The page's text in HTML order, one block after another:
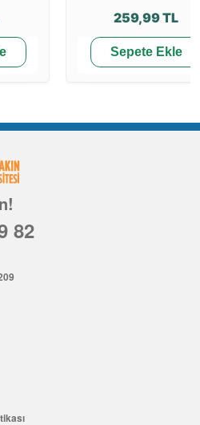
259,99 TL
Sepete Ekle
82